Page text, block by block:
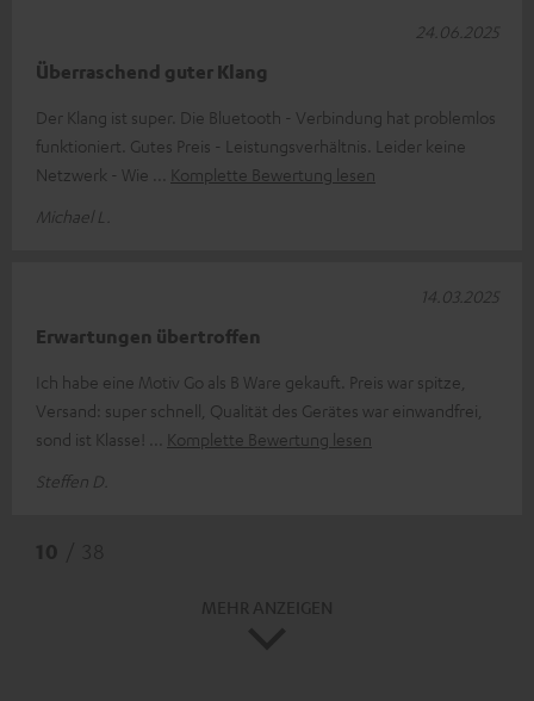
Überraschend guter Klang
Der Klang ist super. Die Bluetooth - Verbindung hat problemlos
funktioniert. Gutes Preis - Leistungsverhältnis. Leider keine
Netzwerk - Wie
Komplette Bewertung lesen
Michael L.
24.06.2025
Erwartungen übertroffen
Ich habe eine Motiv Go als B Ware gekauft. Preis war spitze,
Versand: super schnell, Qualität des Gerätes war einwandfrei,
sond ist Klasse!
Komplette Bewertung lesen
Steffen D.
14.03.2025